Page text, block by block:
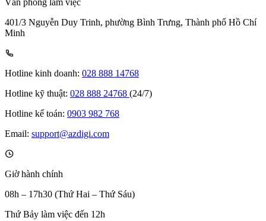
Văn phòng làm việc
401/3 Nguyễn Duy Trinh, phường Bình Trưng, Thành phố Hồ Chí
Minh
Hotline kinh doanh: 028 888 14768
Hotline kỹ thuật: 028 888 24768 (24/7)
Hotline kế toán: 0903 982 768
Email: support@azdigi.com
Giờ hành chính
08h – 17h30 (Thứ Hai – Thứ Sáu)
Thứ Bảy làm việc đến 12h